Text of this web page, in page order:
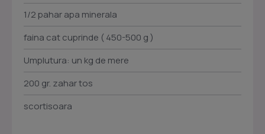
1/2 pahar apa minerala
faina cat cuprinde ( 450-500 g )
Umplutura: un kg de mere
200 gr. zahar tos
scortisoara